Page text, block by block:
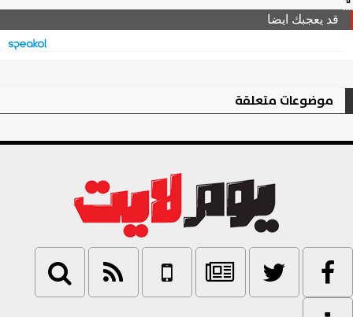
قد يعجبك ايضا
موضوعات متعلقة